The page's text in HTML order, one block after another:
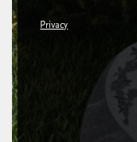
Privacy